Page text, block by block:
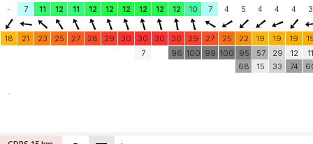
-
7 11 12 11 12 12 12 12 12 12 10 7 4 5 4 4 4 3
18 21 23 25 27 28 29 30 30 30 30 29 27 25 22 19 19 19
7
96 100 99 100
95
68
57
15
29
33
12
74
11
-